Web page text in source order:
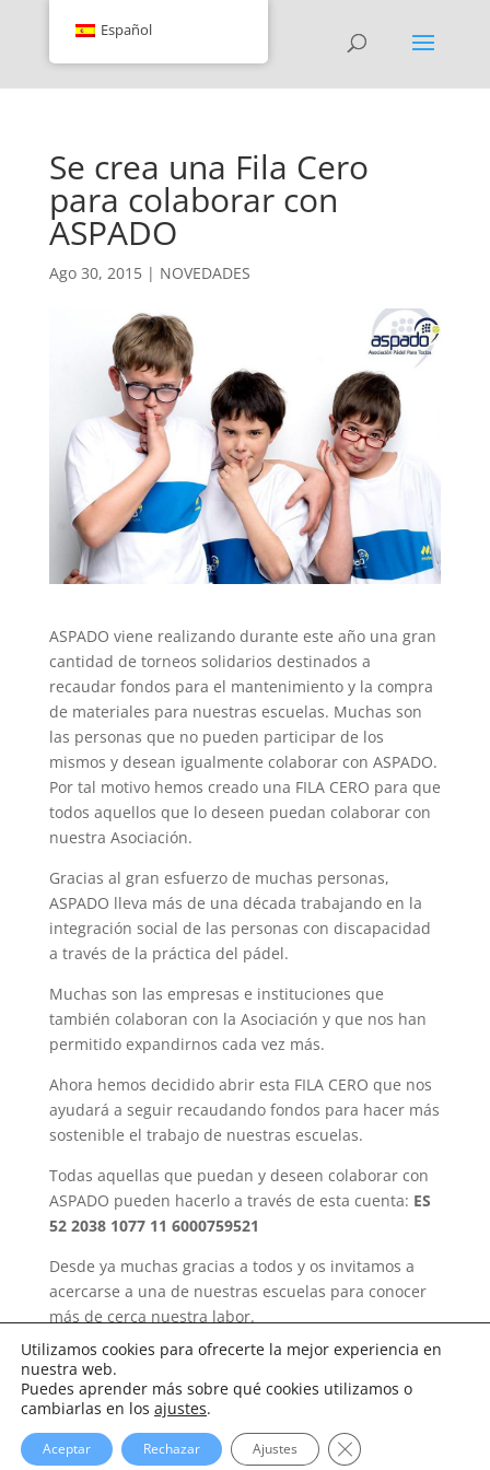
Se crea una Fila Cero
para colaborar con
ASPADO
Ago 30, 2015| NOVEDADES
ASPADO viene realizando durante este año una gran
cantidad de torneos solidarios destinados a
recaudar fondos para el mantenimiento y la compra
de materiales para nuestras escuelas. Muchas son
las personas que no pueden participar de los
mismos y desean igualmente colaborar con ASPADO.
Por tal motivo hemos creado una FILA CERO para que
todos aquellos que lo deseen puedan colaborar con
nuestra Asociación.
Gracias al gran esfuerzo de muchas personas,
ASPADO lleva más de una década trabajando en la
integración social de las personas con discapacidad
a través de la práctica del pádel.
Muchas son las empresas e instituciones que
también colaboran con la Asociación y que nos han
permitido expandirnos cada vez más.
Ahora hemos decidido abrir esta FILA CERO que nos
ayudará a seguir recaudando fondos para hacer más
sostenible el trabajo de nuestras escuelas.
Todas aquellas que puedan y deseen colaborar con
ASPADO pueden hacerlo a través de esta cuenta: ES
52 2038 1077 11 6000759521
Desde ya muchas gracias a todos y os invitamos a
acercarse a una de nuestras escuelas para conocer
más de cerca nuestra labor.
Español
Utilizamos cookies para ofrecerte la mejor experiencia en
nuestra web.
Puedes aprender más sobre qué cookies utilizamos o
cambiarlas en los ajustes.
Aceptar Rechazar Ajustes Cerrar el banner de